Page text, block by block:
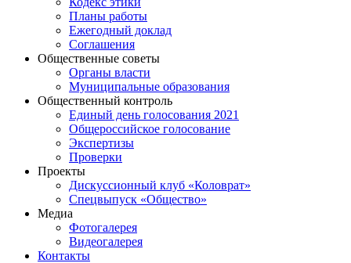
Планы работы
Ежегодный доклад
Соглашения
Общественные советы
Органы власти
Муниципальные образования
Общественный контроль
Единый день голосования 2021
Общероссийское голосование
Экспертизы
Проверки
Проекты
Дискуссионный клуб «Коловрат»
Спецвыпуск «Общество»
Медиа
Фотогалерея
Видеогалерея
Контакты